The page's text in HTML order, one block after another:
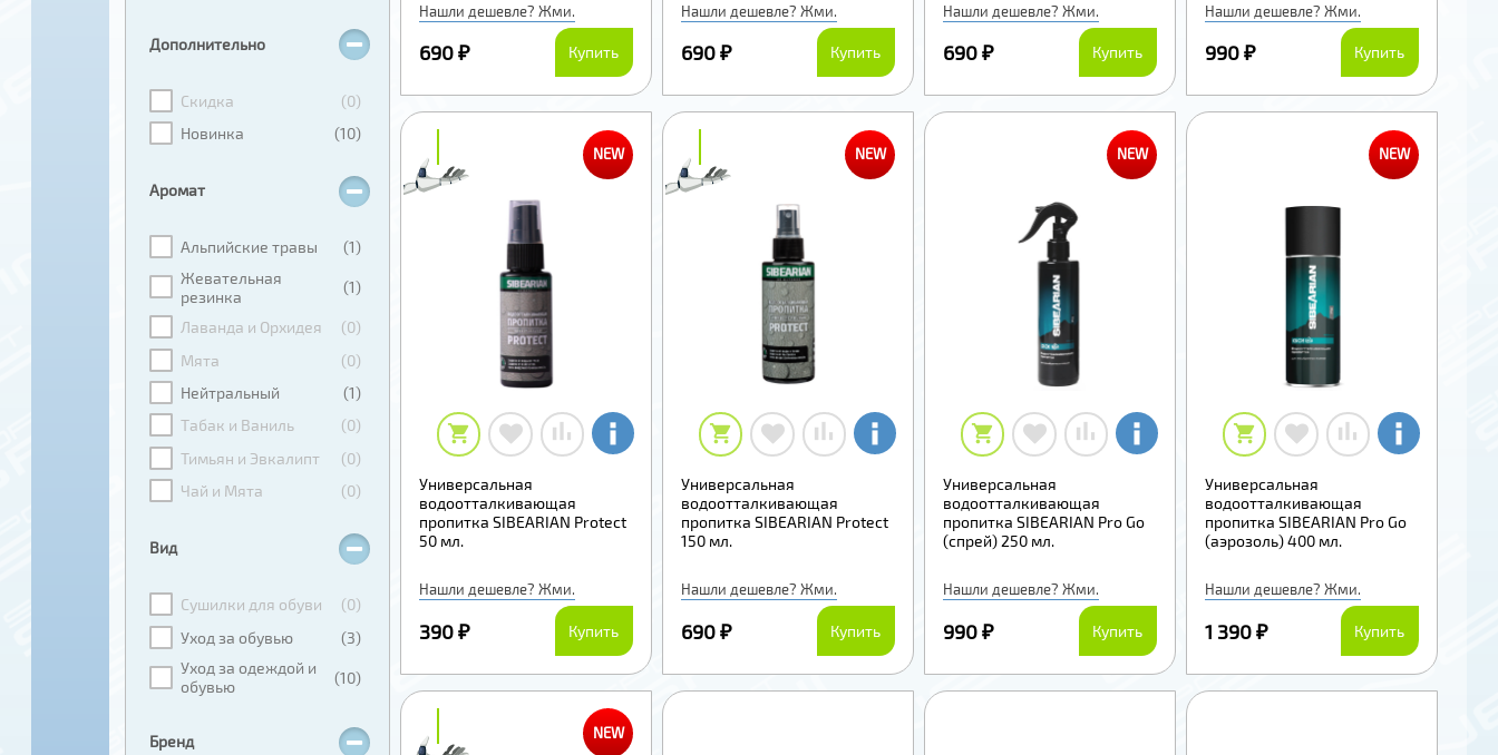
Дополнительно
Скидка
(0)
Новинка
(10)
Аромат
Альпийские травы
(1)
Жевательная
резинка
(1)
Лаванда и Орхидея
(0)
Мята
(0)
Нейтральный
(1)
Табак и Ваниль
(0)
Тимьян и Эвкалипт
(0)
Чай и Мята
(0)
Вид
Сушилки для обуви
(0)
Уход за обувью
(3)
Уход за одеждой и
обувью
(10)
Бренд
Нашли дешевле? Жми.
690 ₽ Купить
Нашли дешевле? Жми.
690 ₽ Купить
Нашли дешевле? Жми.
690 ₽ Купить
Нашли дешевле? Жми.
990 ₽ Купить
Универсальная
водоотталкивающая
пропитка SIBEARIAN Protect
50 мл.
Нашли дешевле? Жми.
390 ₽ Купить
NEW
Универсальная
водоотталкивающая
пропитка SIBEARIAN Protect
150 мл.
Нашли дешевле? Жми.
690 ₽ Купить
NEW
Универсальная
водоотталкивающая
пропитка SIBEARIAN Pro Go
(спрей) 250 мл.
Нашли дешевле? Жми.
990 ₽ Купить
NEW
Универсальная
водоотталкивающая
пропитка SIBEARIAN Pro Go
(аэрозоль) 400 мл.
Нашли дешевле? Жми.
1 390 ₽ Купить
NEW
NEW